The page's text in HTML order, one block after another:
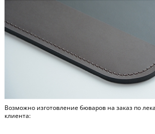
Возможно изготовление бюваров на заказ по
клиента: